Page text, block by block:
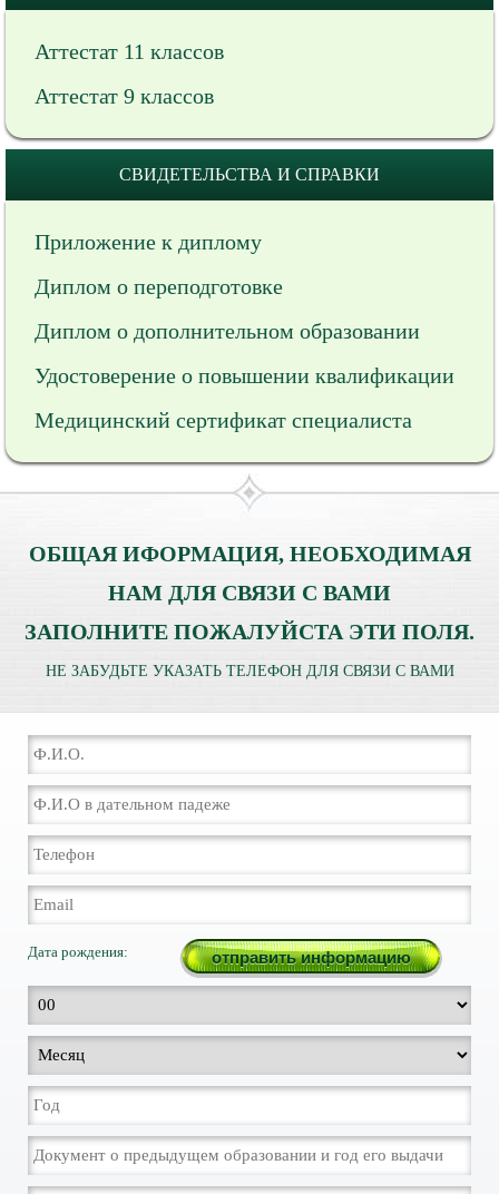
Аттестат 11 классов
Аттестат 9 классов
СВИДЕТЕЛЬСТВА И СПРАВКИ
Приложение к диплому
Диплом о переподготовке
Диплом о дополнительном образовании
Удостоверение о повышении квалификации
Медицинский сертификат специалиста
ОБЩАЯ ИФОРМАЦИЯ, НЕОБХОДИМАЯ
НАМ ДЛЯ СВЯЗИ С ВАМИ
ЗАПОЛНИТЕ ПОЖАЛУЙСТА ЭТИ ПОЛЯ.
НЕ ЗАБУДЬТЕ УКАЗАТЬ ТЕЛЕФОН ДЛЯ СВЯЗИ С ВАМИ
Дата рождения: